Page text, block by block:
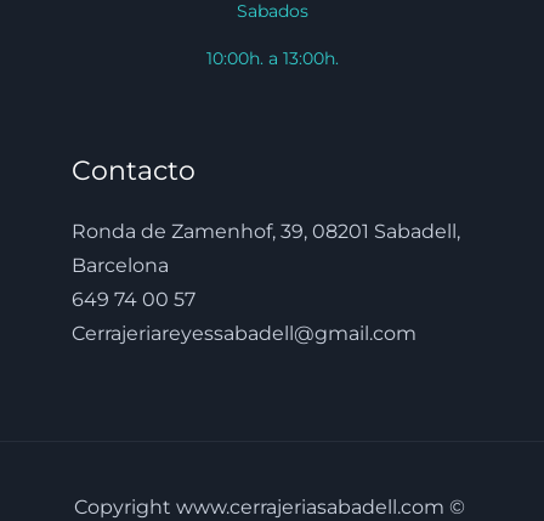
Sabados
10:00h. a 13:00h.
Contacto
Ronda de Zamenhof, 39, 08201 Sabadell,
Barcelona
649 74 00 57
Cerrajeriareyessabadell@gmail.com
Copyright www.cerrajeriasabadell.com ©